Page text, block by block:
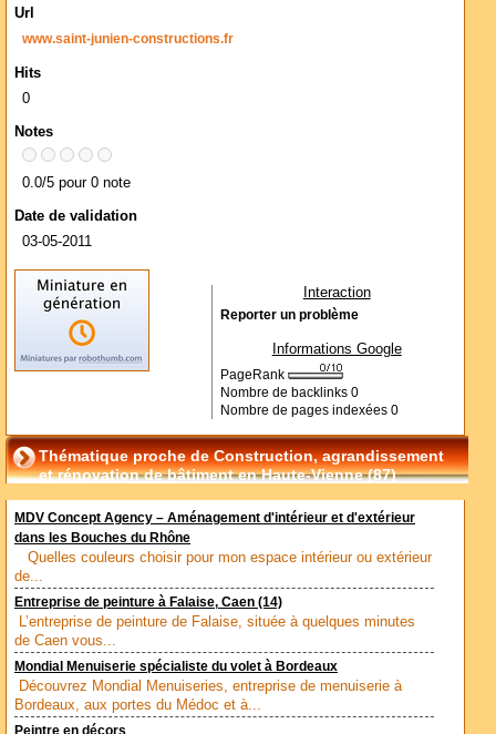
Url
www.saint-junien-constructions.fr
Hits
0
Notes
0.0/5 pour 0 note
Date de validation
03-05-2011
Interaction
Reporter un problème
Informations Google
PageRank
Nombre de backlinks 0
Nombre de pages indexées 0
Thématique proche de Construction, agrandissement
et rénovation de bâtiment en Haute-Vienne (87)
MDV Concept Agency – Aménagement d'intérieur et d'extérieur
dans les Bouches du Rhône
Quelles couleurs choisir pour mon espace intérieur ou extérieur
de...
Entreprise de peinture à Falaise, Caen (14)
L’entreprise de peinture de Falaise, située à quelques minutes
de Caen vous...
Mondial Menuiserie spécialiste du volet à Bordeaux
Découvrez Mondial Menuiseries, entreprise de menuiserie à
Bordeaux, aux portes du Médoc et à...
Peintre en décors